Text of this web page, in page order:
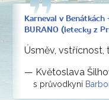
Karneval v Benátkách
BURANO (letecky z
Úsměv, vstřícnost,
— Květoslava
s průvodkyní